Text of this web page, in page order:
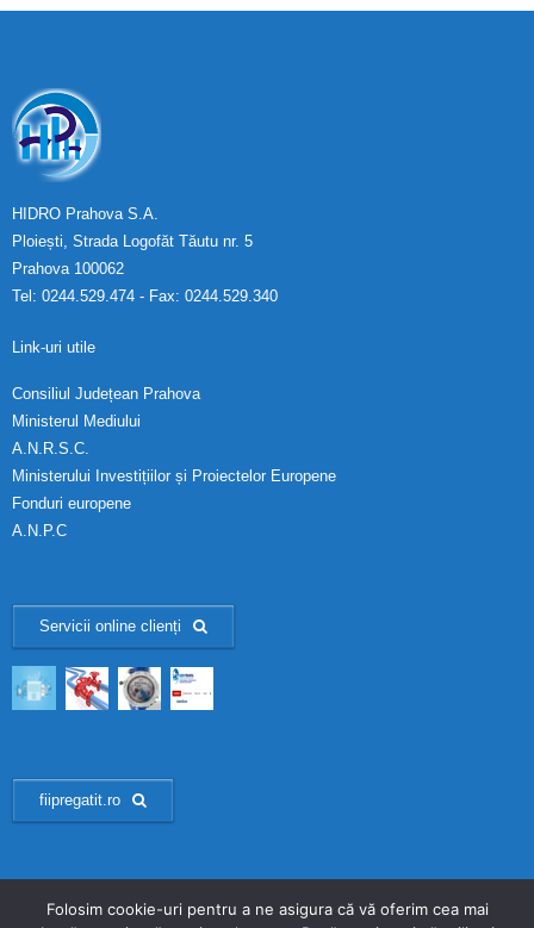
HIDRO Prahova S.A.
Ploiești, Strada Logofăt Tăutu nr. 5
Prahova 100062
Tel: 0244.529.474 - Fax: 0244.529.340
Link-uri utile
Consiliul Județean Prahova
Ministerul Mediului
A.N.R.S.C.
Ministerului Investițiilor și Proiectelor Europene
Fonduri europene
A.N.P.C
Servicii online clienți
fiipregatit.ro
Folosim cookie-uri pentru a ne asigura că vă oferim cea mai